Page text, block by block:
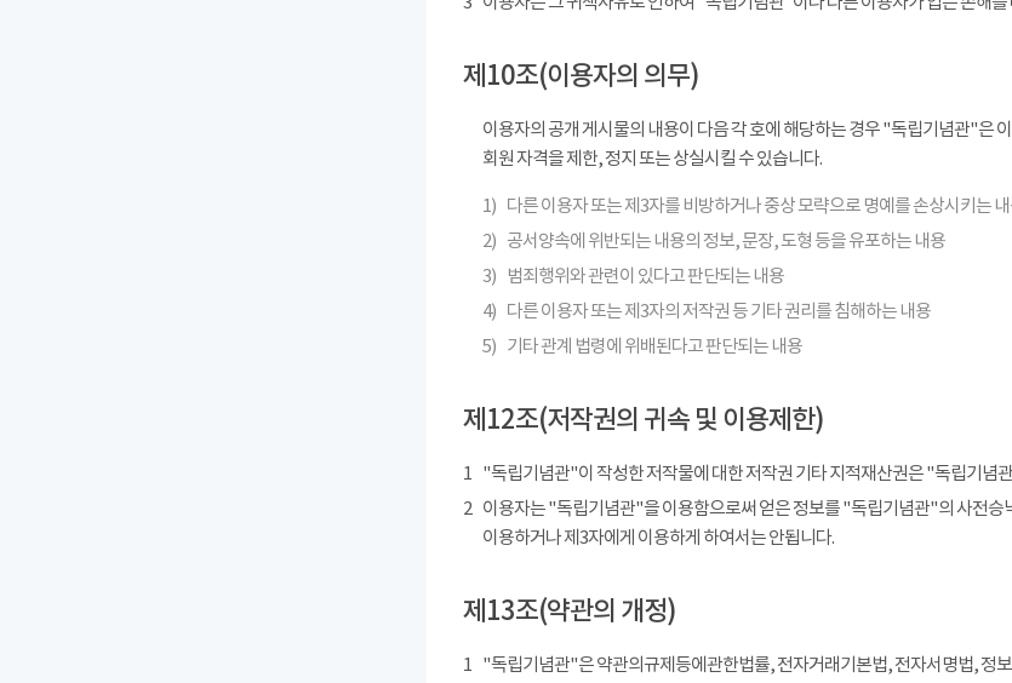
제10조(이용자의 의무)
이용자의 공개 게시물의 내용이 다음 각 호에 해당하는 경우 "독립기념관"은
회원 자격을 제한, 정지 또는 상실시킬 수 있습니다.
1) 다른 이용자 또는 제3자를 비방하거나 중상 모략으로 명예를 손상시키는
2) 공서양속에 위반되는 내용의 정보, 문장, 도형 등을 유포하는 내용
3)
범죄행위와 관련이 있다고 판단되는 내용
4) 다른 이용자 또는 제3자의 저작권 등 기타 권리를 침해하는 내용
5) 기타 관계 법령에 위배된다고 판단되는 내용
제12조(저작권의 귀속 및 이용제한)
1 "독립기념관"이 작성한 저작물에 대한 저작권 기타 지적재산권은 "독립기념
2 이용자는 "독립기념관"을 이용함으로써 얻은 정보를 "독립기념관"의 사전승
이용하거나 제3자에게 이용하게 하여서는 안됩니다.
제13조(약관의 개정)
1 "독립기념관"은 약관의규제등에관한법률, 전자거래기본법, 전자서명법, 정